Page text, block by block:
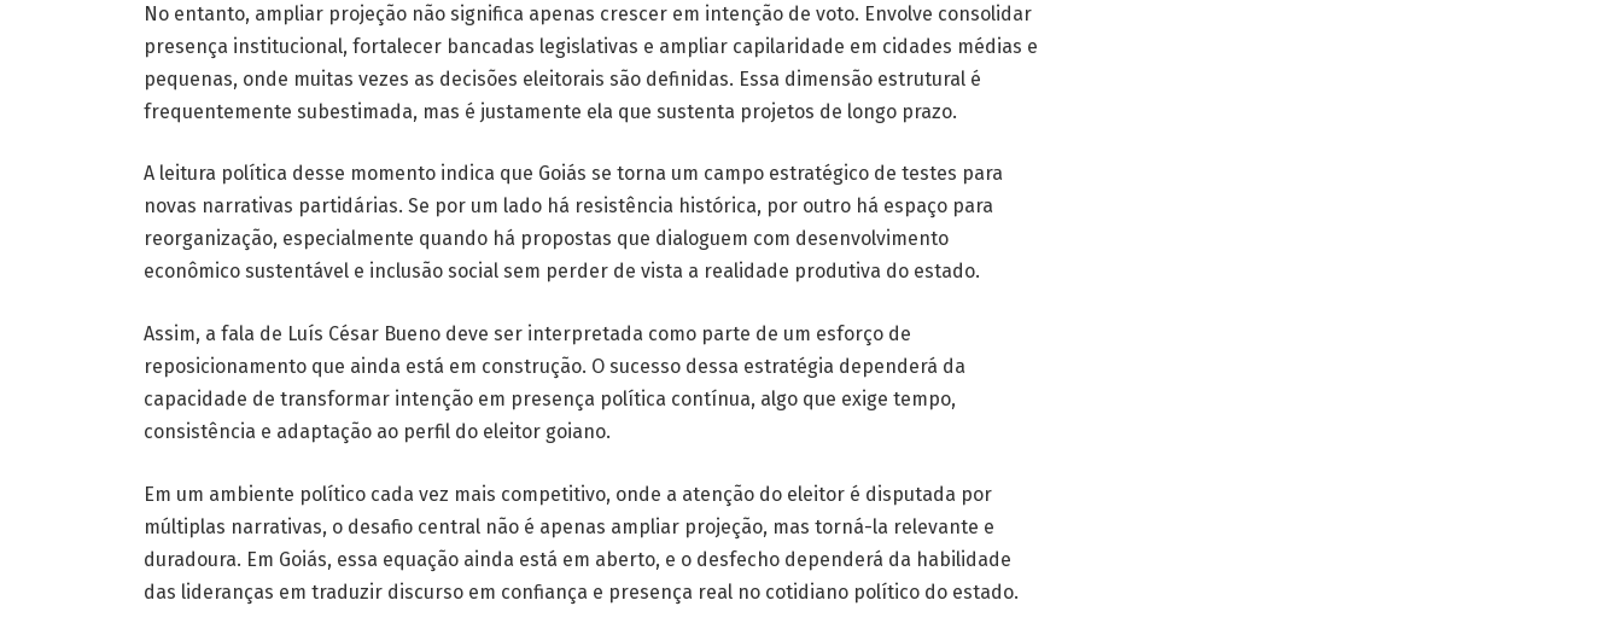
No entanto, ampliar projeção não significa apenas crescer em intenção de voto. Envolve consolidar
presença institucional, fortalecer bancadas legislativas e ampliar capilaridade em cidades médias e
pequenas, onde muitas vezes as decisões eleitorais são definidas. Essa dimensão estrutural é
frequentemente subestimada, mas é justamente ela que sustenta projetos de longo prazo.
A leitura política desse momento indica que Goiás se torna um campo estratégico de testes para
novas narrativas partidárias. Se por um lado há resistência histórica, por outro há espaço para
reorganização, especialmente quando há propostas que dialoguem com desenvolvimento
econômico sustentável e inclusão social sem perder de vista a realidade produtiva do estado.
Assim, a fala de Luís César Bueno deve ser interpretada como parte de um esforço de
reposicionamento que ainda está em construção. O sucesso dessa estratégia dependerá da
capacidade de transformar intenção em presença política contínua, algo que exige tempo,
consistência e adaptação ao perfil do eleitor goiano.
Em um ambiente político cada vez mais competitivo, onde a atenção do eleitor é disputada por
múltiplas narrativas, o desafio central não é apenas ampliar projeção, mas torná-la relevante e
duradoura. Em Goiás, essa equação ainda está em aberto, e o desfecho dependerá da habilidade
das lideranças em traduzir discurso em confiança e presença real no cotidiano político do estado.